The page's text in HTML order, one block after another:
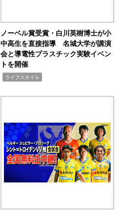
ノーベル賞受賞・白川英樹博士が小
中高生を直接指導 名城大学が講演
会と導電性プラスチック実験イベン
トを開催
ライフスタイル